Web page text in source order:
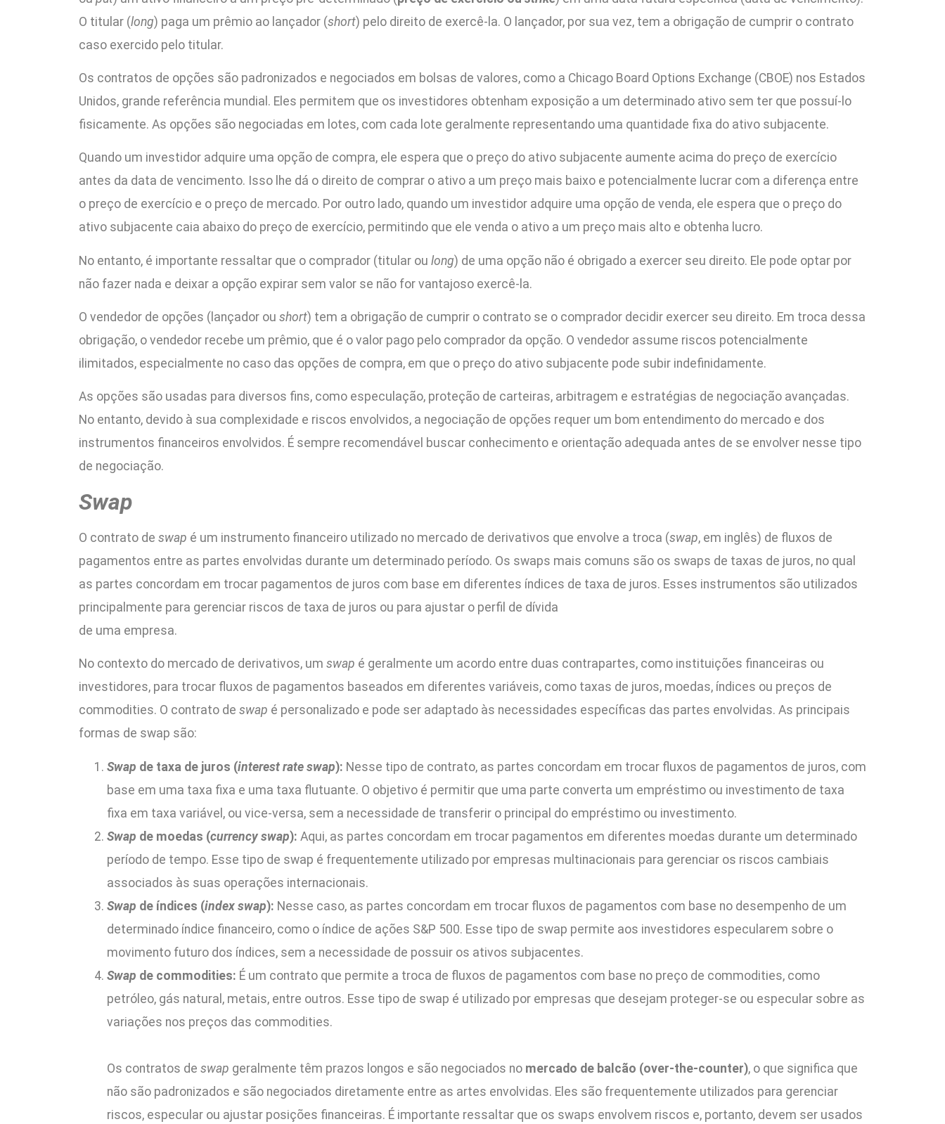
O titular (long) paga um prêmio ao lançador (short) pelo direito de exercê-la. O lançador, por sua vez, tem a obrigação de cumprir o contrato
caso exercido pelo titular.
Os contratos de opções são padronizados e negociados em bolsas de valores, como a Chicago Board Options Exchange (CBOE) nos Estados
Unidos, grande referência mundial. Eles permitem que os investidores obtenham exposição a um determinado ativo sem ter que possuí-lo
fisicamente. As opções são negociadas em lotes, com cada lote geralmente representando uma quantidade fixa do ativo subjacente.
Quando um investidor adquire uma opção de compra, ele espera que o preço do ativo subjacente aumente acima do preço de exercício
antes da data de vencimento. Isso lhe dá o direito de comprar o ativo a um preço mais baixo e potencialmente lucrar com a diferença entre
o preço de exercício e o preço de mercado. Por outro lado, quando um investidor adquire uma opção de venda, ele espera que o preço do
ativo subjacente caia abaixo do preço de exercício, permitindo que ele venda o ativo a um preço mais alto e obtenha lucro.
No entanto, é importante ressaltar que o comprador (titular ou long) de uma opção não é obrigado a exercer seu direito. Ele pode optar por
não fazer nada e deixar a opção expirar sem valor se não for vantajoso exercê-la.
O vendedor de opções (lançador ou short) tem a obrigação de cumprir o contrato se o comprador decidir exercer seu direito. Em troca dessa
obrigação, o vendedor recebe um prêmio, que é o valor pago pelo comprador da opção. O vendedor assume riscos potencialmente
ilimitados, especialmente no caso das opções de compra, em que o preço do ativo subjacente pode subir indefinidamente.
As opções são usadas para diversos fins, como especulação, proteção de carteiras, arbitragem e estratégias de negociação avançadas.
No entanto, devido à sua complexidade e riscos envolvidos, a negociação de opções requer um bom entendimento do mercado e dos
instrumentos financeiros envolvidos. É sempre recomendável buscar conhecimento e orientação adequada antes de se envolver nesse tipo
de negociação.
Swap
O contrato de swap é um instrumento financeiro utilizado no mercado de derivativos que envolve a troca (swap, em inglês) de fluxos de
pagamentos entre as partes envolvidas durante um determinado período. Os swaps mais comuns são os swaps de taxas de juros, no qual
as partes concordam em trocar pagamentos de juros com base em diferentes índices de taxa de juros. Esses instrumentos são utilizados
principalmente para gerenciar riscos de taxa de juros ou para ajustar o perfil de dívida
de uma empresa.
No contexto do mercado de derivativos, um swap é geralmente um acordo entre duas contrapartes, como instituições financeiras ou
investidores, para trocar fluxos de pagamentos baseados em diferentes variáveis, como taxas de juros, moedas, índices ou preços de
commodities. O contrato de swap é personalizado e pode ser adaptado às necessidades específicas das partes envolvidas. As principais
formas de swap são:
Swap de taxa de juros (interest rate swap): Nesse tipo de contrato, as partes concordam em trocar fluxos de pagamentos de juros, com
base em uma taxa fixa e uma taxa flutuante. O objetivo é permitir que uma parte converta um empréstimo ou investimento de taxa
fixa em taxa variável, ou vice-versa, sem a necessidade de transferir o principal do empréstimo ou investimento.
Swap de moedas (currency swap): Aqui, as partes concordam em trocar pagamentos em diferentes moedas durante um determinado
período de tempo. Esse tipo de swap é frequentemente utilizado por empresas multinacionais para gerenciar os riscos cambiais
associados às suas operações internacionais.
Swap de índices (index swap): Nesse caso, as partes concordam em trocar fluxos de pagamentos com base no desempenho de um
determinado índice financeiro, como o índice de ações S&P 500. Esse tipo de swap permite aos investidores especularem sobre o
movimento futuro dos índices, sem a necessidade de possuir os ativos subjacentes.
Swap de commodities: É um contrato que permite a troca de fluxos de pagamentos com base no preço de commodities, como
petróleo, gás natural, metais, entre outros. Esse tipo de swap é utilizado por empresas que desejam proteger-se ou especular sobre as
variações nos preços das commodities.
Os contratos de swap geralmente têm prazos longos e são negociados no mercado de balcão (over-the-counter), o que significa que
não são padronizados e são negociados diretamente entre as artes envolvidas. Eles são frequentemente utilizados para gerenciar
riscos, especular ou ajustar posições financeiras. É importante ressaltar que os swaps envolvem riscos e, portanto, devem ser usados